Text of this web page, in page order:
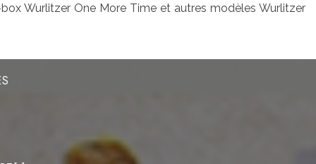
Wurlitzer One More Time et autres modèles Wurlitzer